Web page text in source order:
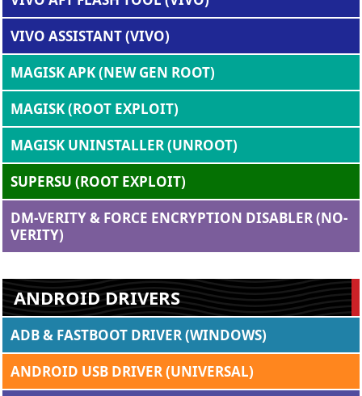
VIVO ASSISTANT (VIVO)
MAGISK APK (NEW GEN ROOT)
MAGISK (ROOT EXPLOIT)
MAGISK UNINSTALLER (UNROOT)
SUPERSU (ROOT EXPLOIT)
DM-VERITY & FORCE ENCRYPTION DISABLER (NO-
VERITY)
ANDROID DRIVERS
ADB & FASTBOOT DRIVER (WINDOWS)
ANDROID USB DRIVER (UNIVERSAL)